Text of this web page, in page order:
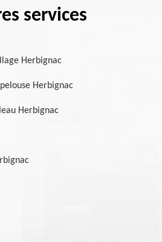
services
Herbignac
Herbignac
Herbignac